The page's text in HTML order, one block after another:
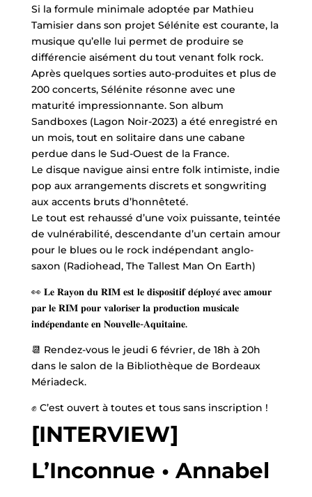
Si la formule minimale adoptée par Mathieu
Tamisier dans son projet Sélénite est courante, la
musique qu’elle lui permet de produire se
différencie aisément du tout venant folk rock.
Après quelques sorties auto-produites et plus de
200 concerts, Sélénite résonne avec une
maturité impressionnante. Son album
Sandboxes (Lagon Noir-2023) a été enregistré en
un mois, tout en solitaire dans une cabane
perdue dans le Sud-Ouest de la France.
Le disque navigue ainsi entre folk intimiste, indie
pop aux arrangements discrets et songwriting
aux accents bruts d’honnêteté.
Le tout est rehaussé d’une voix puissante, teintée
de vulnérabilité, descendante d’un certain amour
pour le blues ou le rock indépendant anglo-
saxon (Radiohead, The Tallest Man On Earth)
👀 𝐋𝐞 𝐑𝐚𝐲𝐨𝐧 𝐝𝐮 𝐑𝐈𝐌 𝐞𝐬𝐭 𝐥𝐞 𝐝𝐢𝐬𝐩𝐨𝐬𝐢𝐭𝐢𝐟 𝐝𝐞́𝐩𝐥𝐨𝐲𝐞́ 𝐚𝐯𝐞𝐜 𝐚𝐦𝐨𝐮𝐫
𝐩𝐚𝐫 𝐥𝐞 𝐑𝐈𝐌 𝐩𝐨𝐮𝐫 𝐯𝐚𝐥𝐨𝐫𝐢𝐬𝐞𝐫 𝐥𝐚 𝐩𝐫𝐨𝐝𝐮𝐜𝐭𝐢𝐨𝐧 𝐦𝐮𝐬𝐢𝐜𝐚𝐥𝐞
𝐢𝐧𝐝𝐞́𝐩𝐞𝐧𝐝𝐚𝐧𝐭𝐞 𝐞𝐧 𝐍𝐨𝐮𝐯𝐞𝐥𝐥𝐞-𝐀𝐪𝐮𝐢𝐭𝐚𝐢𝐧𝐞.
📆 Rendez-vous le jeudi 6 février, de 18h à 20h
dans le salon de la Bibliothèque de Bordeaux
Mériadeck.
✊ C’est ouvert à toutes et tous sans inscription !
[INTERVIEW]
L’Inconnue • Annabel